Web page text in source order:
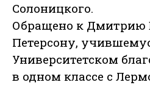
Солоницкого.
Обращено к Дмитрию
Петерсону,
Университетском
в одном классе с